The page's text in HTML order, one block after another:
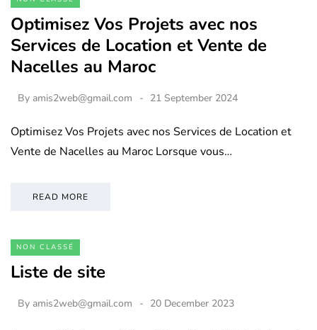
Optimisez Vos Projets avec nos
Services de Location et Vente de
Nacelles au Maroc
By amis2web@gmail.com 21 September 2024
Optimisez Vos Projets avec nos Services de Location et
Vente de Nacelles au Maroc Lorsque vous…
READ MORE
NON CLASSÉ
Liste de site
By amis2web@gmail.com 20 December 2023